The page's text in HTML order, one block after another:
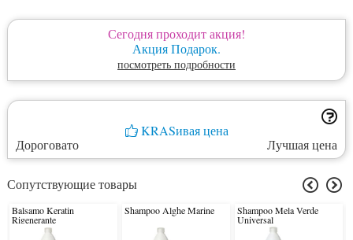
Сегодня проходит акция!
Акция Подарок.
посмотреть подробности
KRASивая цена
Дороговато
Лучшая цена
Сопутствующие товары
Balsamo Keratin
Rigenerante
Shampoo Alghe Marine Shampoo Mela Verde
Universal